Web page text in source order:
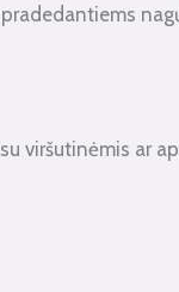
viršutinėmis ar